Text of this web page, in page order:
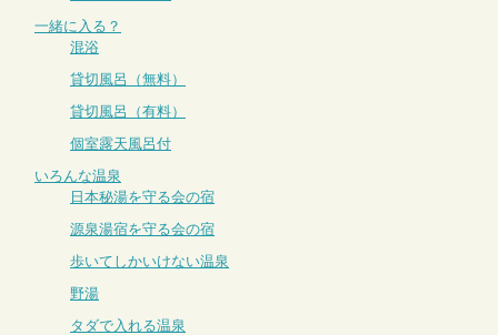
一緒に入る？
混浴
貸切風呂（無料）
貸切風呂（有料）
個室露天風呂付
いろんな温泉
日本秘湯を守る会の宿
源泉湯宿を守る会の宿
歩いてしかいけない温泉
野湯
タダで入れる温泉